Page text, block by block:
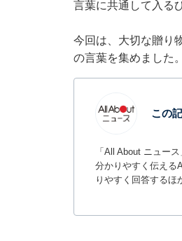
言葉に共通して入る
今回は、大切な贈り
の言葉を集めました
この
「All About ニュー
分かりやすく伝える
りやすく回答するほ